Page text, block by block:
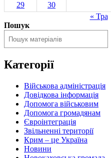
29
30
« Тра
Пошук
Категорії
Військова адміністрація
Довідкова інформація
Допомога військовим
Допомога громадянам
Євроінтеграція
Звільненні території
Крим – це Україна
Новини